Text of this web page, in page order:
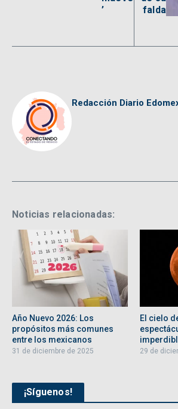
’
falda
Redacción Diario
Noticias relacionadas:
Año Nuevo 2026: Los
propósitos más comunes
entre los mexicanos
31 de diciembre de 2025
El cielo
29 de
¡Síguenos!